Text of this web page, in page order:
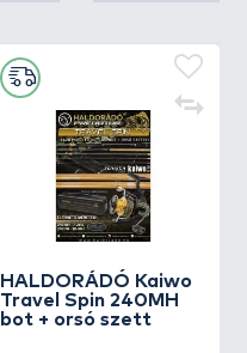
HALDORÁDÓ Kaiwo
Travel Spin 240MH
bot + orsó szett